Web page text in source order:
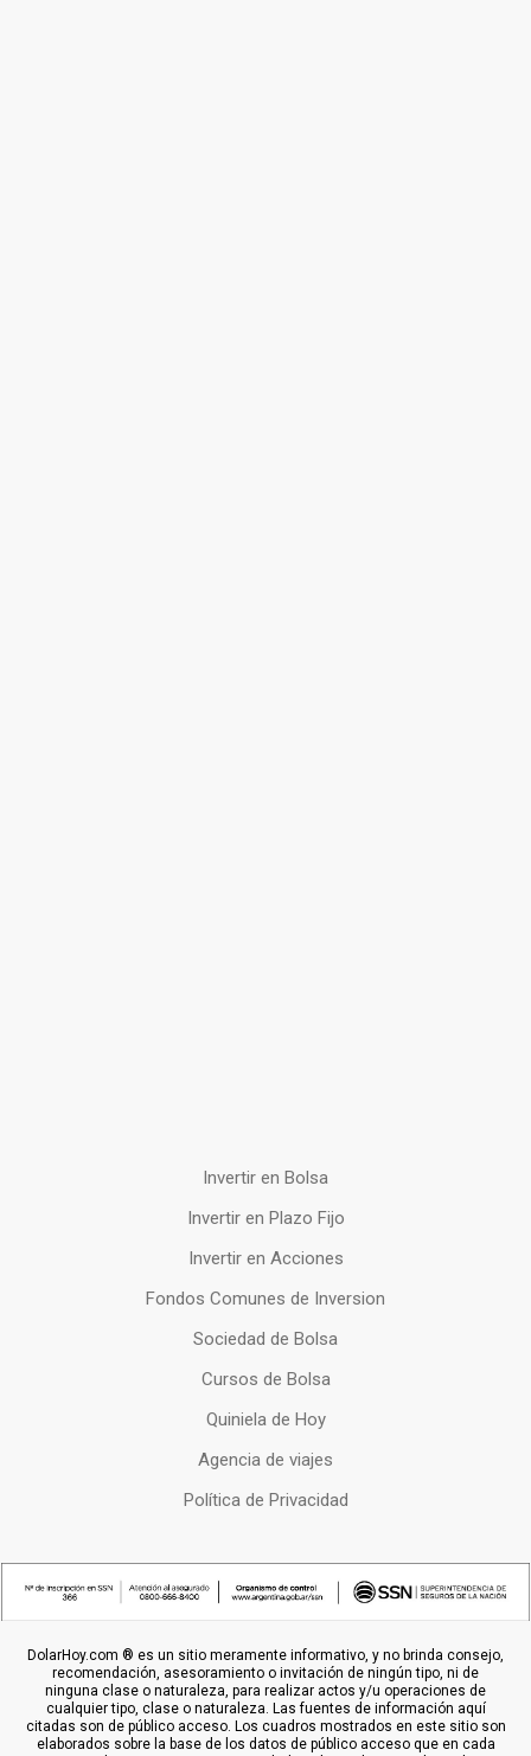
Invertir en Bolsa
Invertir en Plazo Fijo
Invertir en Acciones
Fondos Comunes de Inversion
Sociedad de Bolsa
Cursos de Bolsa
Quiniela de Hoy
Agencia de viajes
Política de Privacidad
DolarHoy.com ® es un sitio meramente informativo, y no brinda consejo,
recomendación, asesoramiento o invitación de ningún tipo, ni de
ninguna clase o naturaleza, para realizar actos y/u operaciones de
cualquier tipo, clase o naturaleza. Las fuentes de información aquí
citadas son de público acceso. Los cuadros mostrados en este sitio son
elaborados sobre la base de los datos de público acceso que en cada